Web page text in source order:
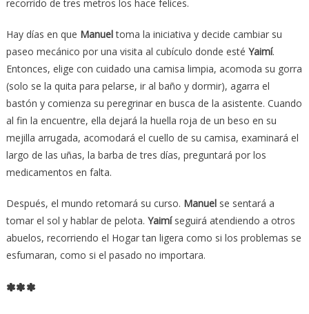
recorrido de tres metros los hace felices.
Hay días en que Manueltoma la iniciativa y decide cambiar su
paseo mecánico por una visita al cubículo donde esté Yaimí.
Entonces, elige con cuidado una camisa limpia, acomoda su gorra
(solo se la quita para pelarse, ir al baño y dormir), agarra el
bastón y comienza su peregrinar en busca de la asistente. Cuando
al fin la encuentre, ella dejará la huella roja de un beso en su
mejilla arrugada, acomodará el cuello de su camisa, examinará el
largo de las uñas, la barba de tres días, preguntará por los
medicamentos en falta.
Después, el mundo retomará su curso. Manuelse sentará a
tomar el sol y hablar de pelota. Yaimíseguirá atendiendo a otros
abuelos, recorriendo el Hogar tan ligera como si los problemas se
esfumaran, como si el pasado no importara.
***